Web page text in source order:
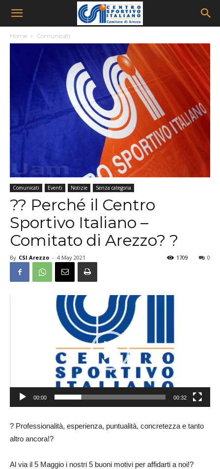
Home Comunicati
Comunicati Eventi Notizie Senza categoria
?? Perché il Centro
Sportivo Italiano –
Comitato di Arezzo? ?
By CSI Arezzo - 4 May 2021 0
1709
00:00 00:32
? Professionalità, esperienza, puntualità, concretezza e tanto
altro ancora!?
Al via il 5 Maggio i nostri 5 buoni motivi per affidarti a noi!?